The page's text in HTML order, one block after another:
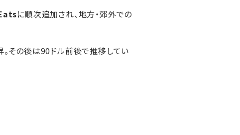
に順次追加され、地方・郊外での
その後は90ドル前後で推移してい